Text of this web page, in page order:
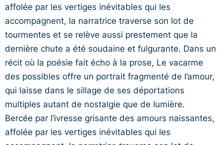
affolée par les vertiges inévitables qui les
accompagnent, la narratrice traverse son lot de
tourmentes et se relève aussi prestement que la
dernière chute a été soudaine et fulgurante. Dans un
récit où la poésie fait écho à la prose, Le vacarme
des possibles offre un portrait fragmenté de l’amour,
qui laisse dans le sillage de ses déportations
multiples autant de nostalgie que de lumière.
Bercée par l’ivresse grisante des amours naissantes,
affolée par les vertiges inévitables qui les